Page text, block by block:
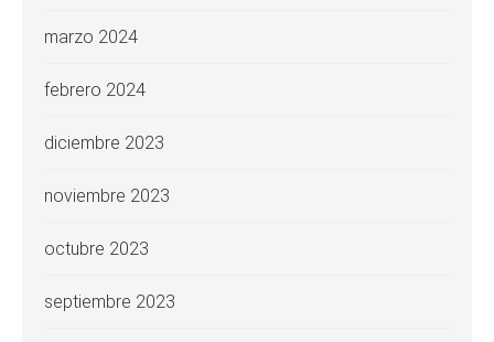
marzo 2024
febrero 2024
diciembre 2023
noviembre 2023
octubre 2023
septiembre 2023